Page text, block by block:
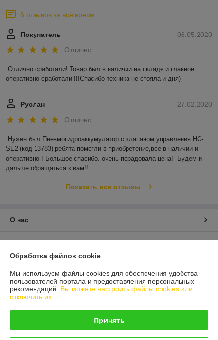
6 отзывов за всё время
06.05.2020
Покупатель
Отлично
Отлично сработали! Товар был в наличии на складе и главное
оперативно сработали !!!Спасибо техника не стояла и дня)
27.02.2020
Руслан
Отлично
Нужен был Пневмогидроаккумулятор с клапаном управления HC-
SE2 (код 13783),ребята помогли в приобретение,все в наличии и
оперативно ! Большое спасибо, очень порадовала цена!  Будем и
дальше обращаться к вам!!
Показать все отзывы
О нас
Контакты
График работы
Полная версия сайта
Обработка файлов cookie
Мы используем файлы cookies для обеспечения удобства
пользователей портала и предоставления персональных
рекомендаций. Вы можете настроить файлы cookies или
отключить их.
Принять